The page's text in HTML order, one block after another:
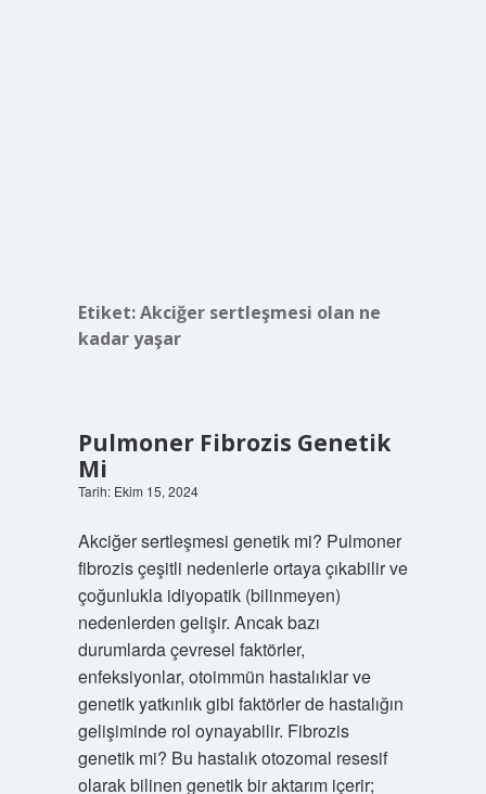
Etiket:Akciğer sertleşmesi olan ne
kadar yaşar
Pulmoner Fibrozis Genetik
Mi
Tarih: Ekim 15, 2024
Akciğer sertleşmesi genetik mi? Pulmoner
fibrozis çeşitli nedenlerle ortaya çıkabilir ve
çoğunlukla idiyopatik (bilinmeyen)
nedenlerden gelişir. Ancak bazı
durumlarda çevresel faktörler,
enfeksiyonlar, otoimmün hastalıklar ve
genetik yatkınlık gibi faktörler de hastalığın
gelişiminde rol oynayabilir. Fibrozis
genetik mi? Bu hastalık otozomal resesif
olarak bilinen genetik bir aktarım içerir;